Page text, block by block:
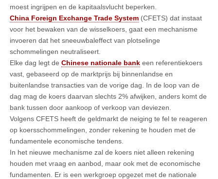
moest ingrijpen en de kapitaalsvlucht beperken.
China Foreign Exchange Trade System (CFETS) dat instaat
voor het bewaken van de wisselkoers, gaat een mechanisme
invoeren dat het sneeuwbaleffect van plotselinge
schommelingen neutraliseert.
Elke dag legt de Chinese nationale bank een referentiekoers
vast, gebaseerd op de marktprijs bij binnenlandse en
buitenlandse transacties van de vorige dag. In de loop van de
dag mag de koers daarvan slechts 2% afwijken, anders komt de
bank tussen door aankoop of verkoop van deviezen.
Volgens CFETS heeft de geldmarkt de neiging te fel te reageren
op koersschommelingen, zonder rekening te houden met de
fundamentele economische tendens.
In het nieuwe mechanisme zal de koers niet alleen rekening
houden met vraag en aanbod, maar ook met de economische
fundamenten. Er is een werkgroep opgezet met de nationale